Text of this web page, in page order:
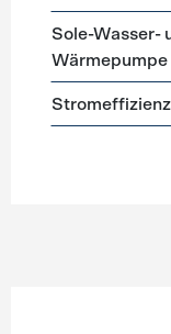
Sole-Wasser-
Wärmepumpe